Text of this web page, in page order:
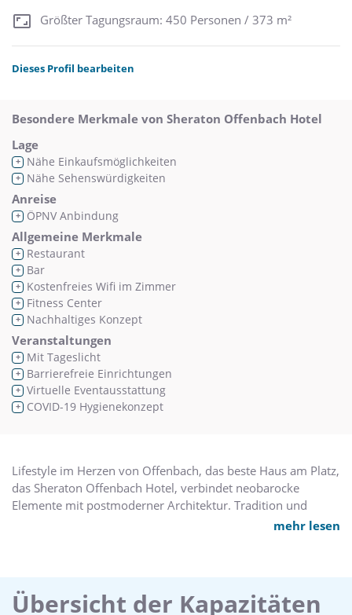
Größter Tagungsraum: 450 Personen / 373 m²
Dieses Profil bearbeiten
Besondere Merkmale von Sheraton Offenbach Hotel
Lage
+ Nähe Einkaufsmöglichkeiten
+ Nähe Sehenswürdigkeiten
Anreise
+ ÖPNV Anbindung
Allgemeine Merkmale
+ Restaurant
+ Bar
+ Kostenfreies Wifi im Zimmer
+ Fitness Center
+ Nachhaltiges Konzept
Veranstaltungen
+ Mit Tageslicht
+ Barrierefreie Einrichtungen
+ Virtuelle Eventausstattung
+ COVID-19 Hygienekonzept
Lifestyle im Herzen von Offenbach, das beste Haus am Platz,
das Sheraton Offenbach Hotel, verbindet neobarocke
Elemente mit postmoderner Architektur. Tradition und
Kultur, Lifestyle und moderner Komfort spiegeln sich in
oder einer Hochzeit, bei einer Tagung oder während eines
Kurzaufenthalts. Die 221 Zimmer kombinieren perfekt
mehr lesen
Übersicht der Kapazitäten